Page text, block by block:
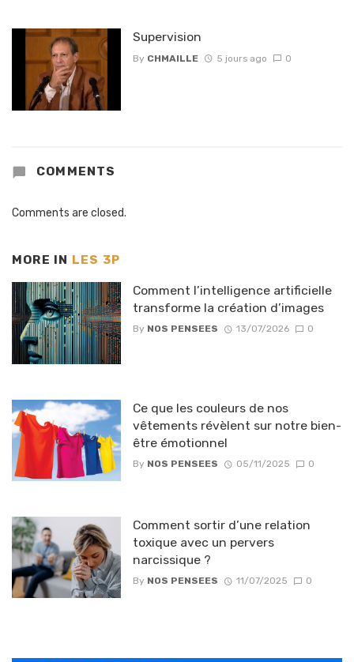
Supervision
By CHMAILLE 5 jours ago 0
COMMENTS
Comments are closed.
MORE IN LES 3P
Comment l’intelligence artificielle
transforme la création d’images
By NOS PENSEES 13/07/2026 0
Ce que les couleurs de nos
vêtements révèlent sur notre bien-
être émotionnel
By NOS PENSEES 05/11/2025 0
Comment sortir d’une relation
toxique avec un pervers
narcissique ?
By NOS PENSEES 11/07/2025 0